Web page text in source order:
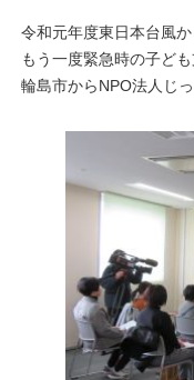
令和元年度東日本台風
もう一度緊急時の子ど
輪島市からNPO法人じ